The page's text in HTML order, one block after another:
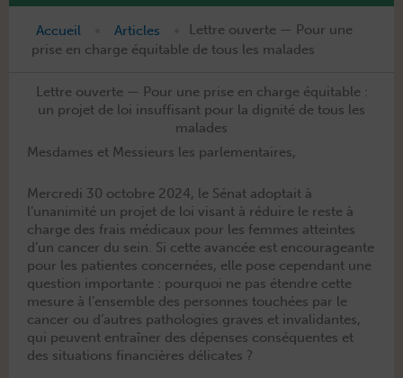
Accueil Articles
Lettre ouverte — Pour une
prise en charge équitable de tous les malades
Lettre ouverte — Pour une prise en charge équitable :
un projet de loi insuffisant pour la dignité de tous les
malades
Mes­dames et Messieurs les parlementaires,
Mer­cre­di 30 octo­bre 2024, le Sénat adop­tait à
l’unanimité un pro­jet de loi visant à réduire le reste à
charge des frais médi­caux pour les femmes atteintes
d’un can­cer du sein. Si cette avancée est encour­ageante
pour les patientes con­cernées, elle pose cepen­dant une
ques­tion impor­tante : pourquoi ne pas éten­dre cette
mesure à l’ensemble des per­son­nes touchées par le
can­cer ou d’autres patholo­gies graves et inval­i­dantes,
qui peu­vent entraîn­er des dépens­es con­séquentes et
des sit­u­a­tions finan­cières délicates ?